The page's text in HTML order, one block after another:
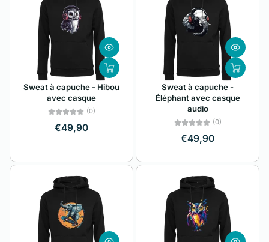
Sweat à capuche - Hibou
avec casque
(0)
€49,90
Sweat à capuche -
Éléphant avec casque
audio
(0)
€49,90